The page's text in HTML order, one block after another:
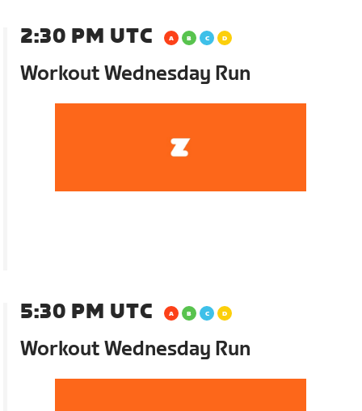
2:30 PM UTC
Workout Wednesday Run
5:30 PM UTC
Workout Wednesday Run